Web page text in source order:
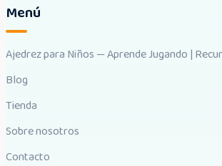
Menú
Ajedrez para Niños — Aprende Jugando |
Blog
Tienda
Sobre nosotros
Contacto